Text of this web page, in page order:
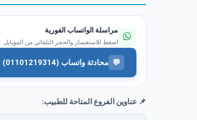
مراسلة الواتساب الفورية
اضغط للاستفسار والحجز التلقائي من الموبايل
💬 محادثة واتساب (01101219314)
📌 عناوين الفروع المتاحة للطبيب: